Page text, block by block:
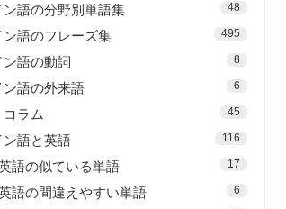
ン語の分野別単語集 48
ン語のフレーズ集 495
ン語の動詞 8
ン語の外来語 6
ラム 45
ン語と英語 116
語の似ている単語 17
語の間違えやすい単語 6